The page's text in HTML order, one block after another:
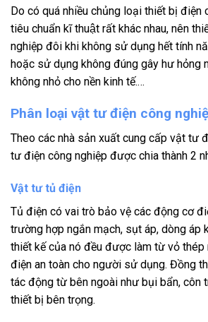
Do có quá nhiều chủng loại thiết bị điện
tiêu chuẩn kĩ thuật rất khác nhau, nên
nghiệp đôi khi không sử dụng hết tính
hoặc sử dụng không đúng gây hư hỏng
không nhỏ cho nền kinh tế.…
Phân loại vật tư điện công
Theo các nhà sản xuất cung cấp vật tư
tư điện công nghiệp được chia thành 2
Vật tư tủ điện
Tủ điện có vai trò bảo vệ các động cơ
trường hợp ngắn mạch, sụt áp, dòng áp
thiết kế của nó đều được làm từ vỏ thép
điện an toàn cho người sử dụng. Đồng
tác động từ bên ngoài như bụi bẩn, côn
thiết bị bên trọng.